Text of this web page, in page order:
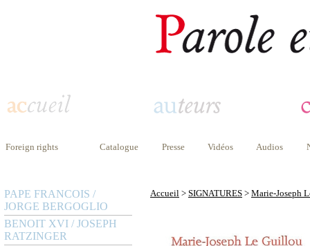
Foreign rights Catalogue Presse Vidéos Audios
PAPE FRANCOIS /
JORGE BERGOGLIO
BENOIT XVI / JOSEPH
RATZINGER
Accueil > SIGNATURES > Marie-Joseph